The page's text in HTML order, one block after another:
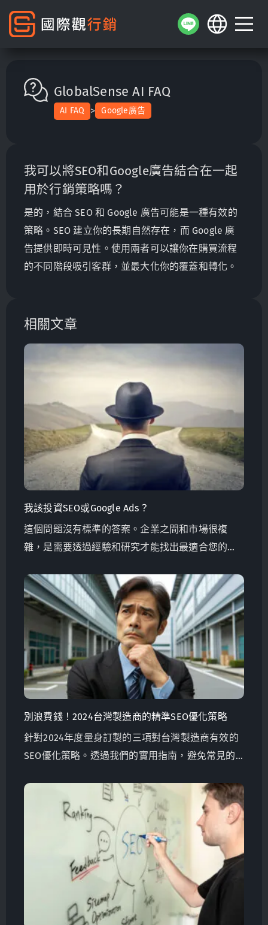
GlobalSense AI FAQ
AI FAQ > Google廣告
我可以將SEO和Google廣告結合在一起
用於行銷策略嗎？
是的，結合 SEO 和 Google 廣告可能是一種有效的
策略。SEO 建立你的長期自然存在，而 Google 廣
告提供即時可見性。使用兩者可以讓你在購買流程
的不同階段吸引客群，並最大化你的覆蓋和轉化。
相關文章
我該投資SEO或Google Ads？
這個問題沒有標準的答案。企業之間和市場很複
雜，是需要透過經驗和研究才能找出最適合您的方
別浪費錢！2024台灣製造商的精準SEO優化策略
針對2024年度量身訂製的三項對台灣製造商有效的
SEO優化策略。透過我們的實用指南，避免常見的
選擇正確的關鍵字、推動詢問涵，以及為您的需求
選擇正確的行銷公司。